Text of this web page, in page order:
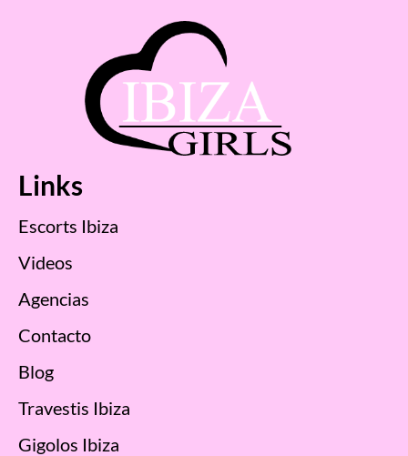
Links
Escorts Ibiza
Videos
Agencias
Contacto
Blog
Travestis Ibiza
Gigolos Ibiza